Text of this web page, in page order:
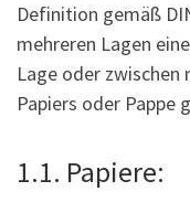
Definition gemäß
mehreren Lagen
Lage oder zwischen
Papiers oder Pappe
1.1. Papiere: